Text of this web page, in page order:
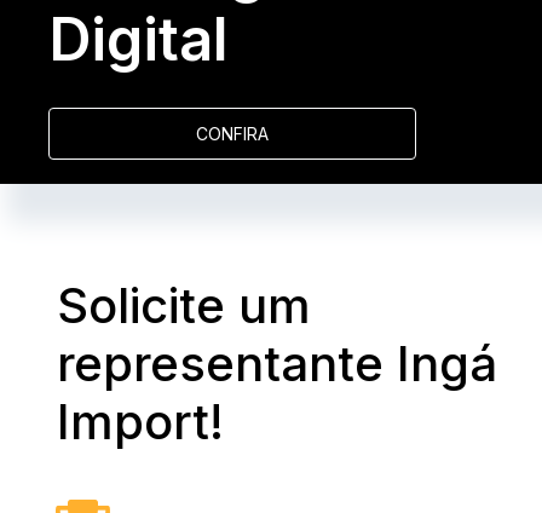
Digital
CONFIRA
Solicite um
representante Ingá
Import!